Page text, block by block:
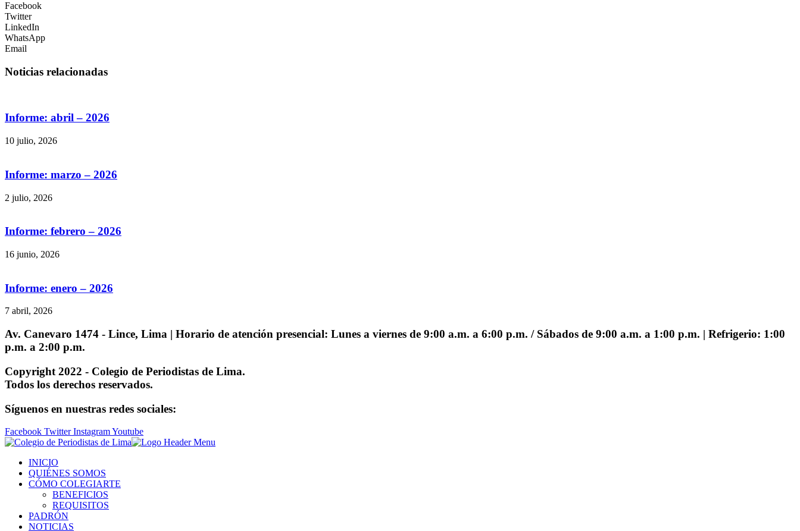
Facebook
Twitter
LinkedIn
WhatsApp
Email
Noticias relacionadas
Informe: abril – 2026
10 julio, 2026
Informe: marzo – 2026
2 julio, 2026
Informe: febrero – 2026
16 junio, 2026
Informe: enero – 2026
7 abril, 2026
Av. Canevaro 1474 - Lince, Lima | Horario de atención presencial: Lunes a viernes de 9:00 a.m. a 6:00 p.m. / Sábados de 9:00 a.m. a 1:00 p.m. | Refrigerio: 1:00
p.m. a 2:00 p.m.
Copyright 2022 - Colegio de Periodistas de Lima.
Todos los derechos reservados.
Síguenos en nuestras redes sociales:
Facebook Twitter InstagramYoutube
INICIO
QUIÉNES SOMOS
CÓMO COLEGIARTE
BENEFICIOS
REQUISITOS
PADRÓN
NOTICIAS